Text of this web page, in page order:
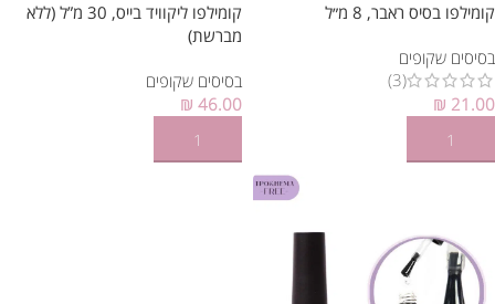
קומילפו בסיס ראבר, 8 מ״ל
בסיסים שקופים
(3)
₪ 21.00
הוספה לסל
קומילפו ליקוויד בייס, 30 מ”ל (ללא
מברשת)
בסיסים שקופים
₪ 46.00
הוספה לסל